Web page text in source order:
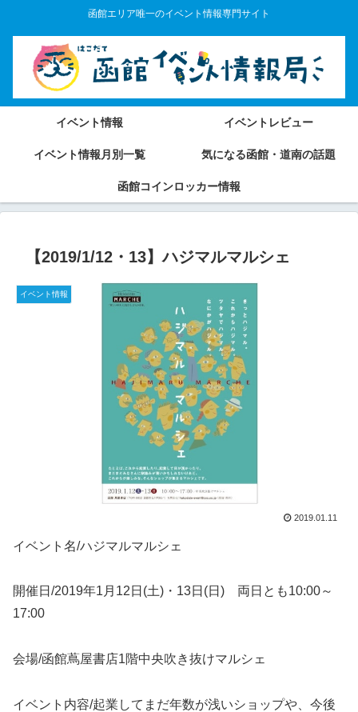
函館エリア唯一のイベント情報専門サイト
イベント情報 イベントレビュー
イベント情報月別一覧 気になる函館・道南の話題
函館コインロッカー情報
【2019/1/12・13】ハジマルマルシェ
イベント情報
2019.01.11
イベント名/ハジマルマルシェ
開催日/2019年1月12日(土)・13日(日) 両日とも10:00～
17:00
会場/函館蔦屋書店1階中央吹き抜けマルシェ
イベント内容/起業してまだ年数が浅いショップや、今後